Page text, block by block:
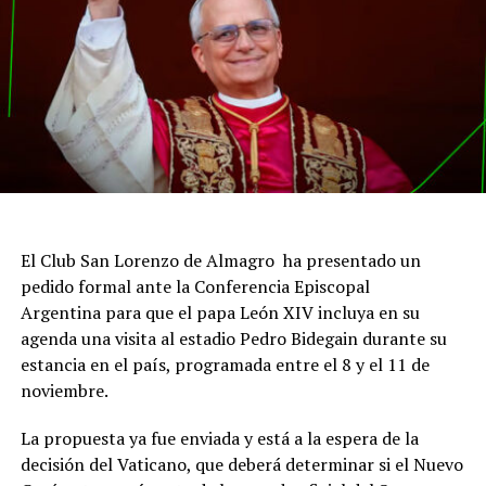
El Club San Lorenzo de Almagro ha presentado un
pedido formal ante la Conferencia Episcopal
Argentina para que el papa León XIV incluya en su
agenda una visita al estadio Pedro Bidegain durante su
estancia en el país, programada entre el 8 y el 11 de
noviembre.
La propuesta ya fue enviada y está a la espera de la
decisión del Vaticano, que deberá determinar si el Nuevo